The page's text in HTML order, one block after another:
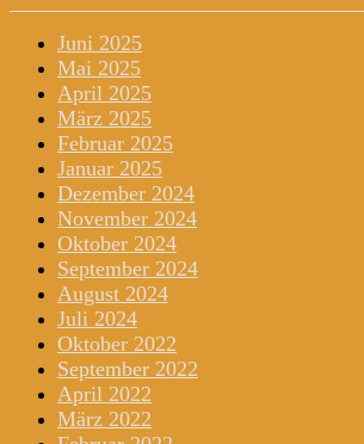
Juni 2025
Mai 2025
April 2025
März 2025
Februar 2025
Januar 2025
Dezember 2024
November 2024
Oktober 2024
September 2024
August 2024
Juli 2024
Oktober 2022
September 2022
April 2022
März 2022